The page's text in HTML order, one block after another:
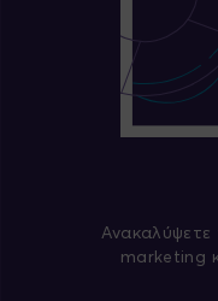
marketing